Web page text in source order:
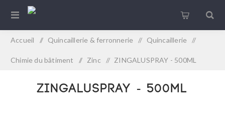
Accueil / Quincaillerie & ferronnerie / Quincaillerie /
Chimie du bâtiment / Zinc / ZINGALUSPRAY - 500ML
ZINGALUSPRAY - 500ML